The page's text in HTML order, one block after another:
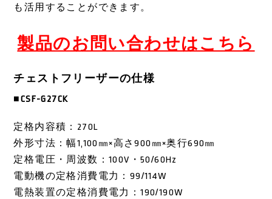
も活用することができます。
製品のお問い合わせはこちら
チェストフリーザーの仕様
■CSF-G27CK
定格内容積：270L
外形寸法：幅1,100㎜×高さ900㎜×奥行690㎜
定格電圧・周波数：100V・50/60Hz
電動機の定格消費電力：99/114W
電熱装置の定格消費電力：190/190W